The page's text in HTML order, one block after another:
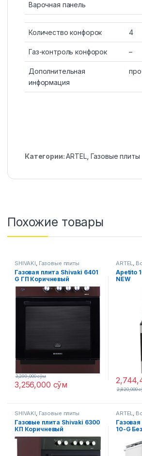
Варочная панель
Количество конфорок 4
Газ-контроль конфорок –
Дополнительная
информация
Категории:ARTEL, Газовые плиты
Похожие товары
SHIVAKI, Газовые плиты
Газовая плита Shivaki 6401
G ГП Коричневый
3,256,000 сўм
3,299,000сўм
ARTEL,
плиты
Apetito
NEW
2,820,000
SHIVAKI, Газовые плиты
Газовые плитa Shivaki 6300
КП Коричневый
ARTEL,
плиты
10-G
(Белая)